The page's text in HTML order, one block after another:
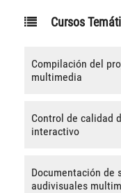
Cursos
Compilación del
multimedia
Control de calidad
interactivo
Documentación de
audivisuales